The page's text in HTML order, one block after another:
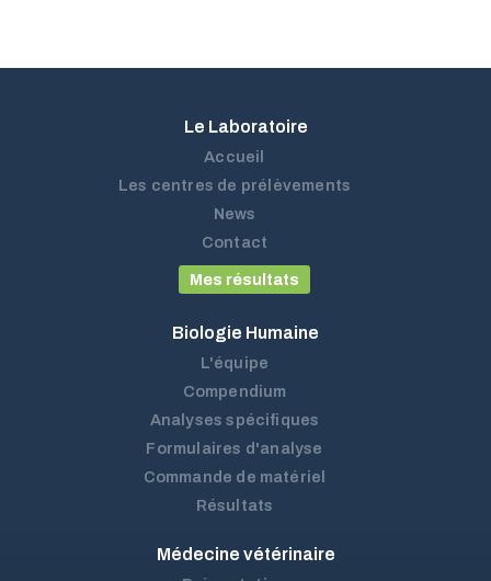
Le Laboratoire
Accueil
Les centres de prélèvements
News
Contact
Mes résultats
Biologie Humaine
L'équipe
Compendium
Analyses spécifiques
Formulaires d'analyse
Commande de matériel
Résultats
Médecine vétérinaire